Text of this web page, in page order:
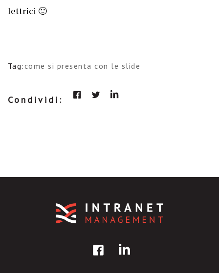
lettrici 🙂
Tag:come si presenta con le slide
Condividi: